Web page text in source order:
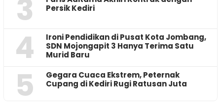
3
Persik Kediri
4
Ironi Pendidikan di Pusat Kota Jombang,
SDN Mojongapit 3 Hanya Terima Satu
Murid Baru
5
‎Gegara Cuaca Ekstrem, Peternak
Cupang di Kediri Rugi Ratusan Juta